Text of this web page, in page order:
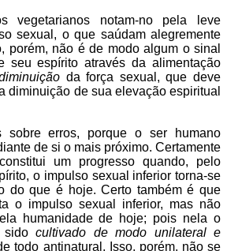
vegetarianos notam-no pela leve
sexual, o que saúdam alegremente
porém, não é de modo algum o sinal
seu espírito através da alimentação
da força sexual, que deve
diminuição de sua elevação espiritual
sobre erros, porque o ser humano
de si o mais próximo. Certamente
um progresso quando, pelo
o impulso sexual inferior torna-se
do que é hoje. Certo também é que
o impulso sexual inferior, mas não
humanidade de hoje; pois nela o
sido cultivado de modo unilateral e
todo antinatural. Isso, porém, não se